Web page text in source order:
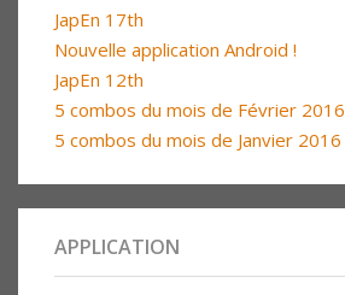
JapEn 17th
Nouvelle application Android !
JapEn 12th
5 combos du mois de Février 2016
5 combos du mois de Janvier 2016
APPLICATION